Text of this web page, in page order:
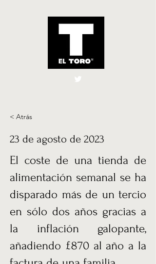
El Toro España
< Atrás
23 de agosto de 2023
El coste de una tienda de
alimentación semanal se ha
disparado más de un tercio
en sólo dos años gracias a
la inflación galopante,
añadiendo £870 al año a la